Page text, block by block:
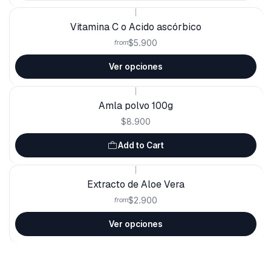
Vitamina C o Acido ascórbico
from$5.900
Ver opciones
Amla polvo 100g
$8.900
Add to Cart
Extracto de Aloe Vera
from$2.900
Ver opciones